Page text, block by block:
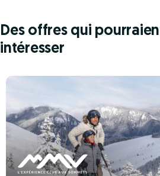
Des offres qui
intéresser